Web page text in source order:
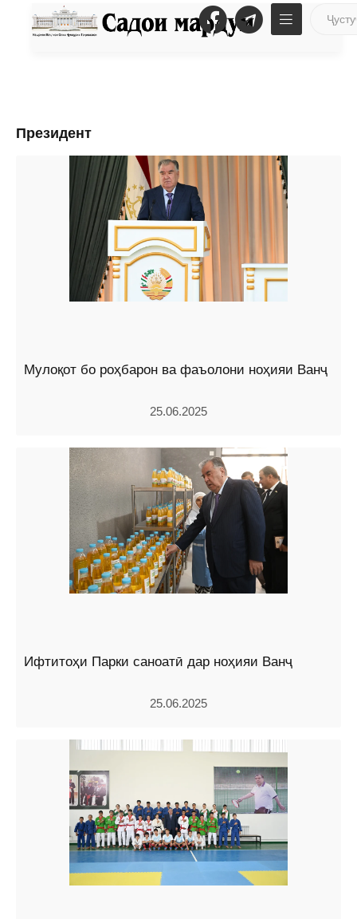
Президент
Мулоқот бо роҳбарон ва фаъолони ноҳияи Ванҷ
25.06.2025
Ифтитоҳи Парки саноатӣ дар ноҳияи Ванҷ
25.06.2025